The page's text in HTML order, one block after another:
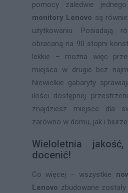
pomocy zaledwie
monitory Lenovo są
użytkowaniu. Posiadają
obracaną na 90 stopni
lekkie – można więc
miejsca w drugie bez
Niewielkie gabaryty
ilości dostępnej
znajdziesz miejsce dla
zarówno w domu, jak i biurze.
Wieloletnia
docenić!
Co więcej – wszystkie
Lenovo zbudowane